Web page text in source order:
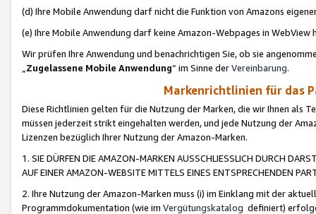
(d) Ihre Mobile Anwendung darf nicht die Funktion von Amazons
(e) Ihre Mobile Anwendung darf keine Amazon-Webpages in WebView
Wir prüfen Ihre Anwendung und benachrichtigen Sie, ob sie
„Zugelassene Mobile Anwendung“ im Sinne derVereinbarung.
Markenrichtlinien für das
Diese Richtlinien gelten für die Nutzung der Marken, die wir Ihnen als
müssen jederzeit strikt eingehalten werden, und jede Nutzung der
Lizenzen bezüglich Ihrer Nutzung der Amazon-Marken.
1. SIE DÜRFEN DIE AMAZON-MARKEN AUSSCHLIESSLICH DURCH
AUF EINER AMAZON-WEBSITE MITTELS EINES ENTSPRECHENDEN
2. Ihre Nutzung der Amazon-Marken muss (i) im Einklang mit der
Programmdokumentation (wie im Vergütungskatalog definiert)